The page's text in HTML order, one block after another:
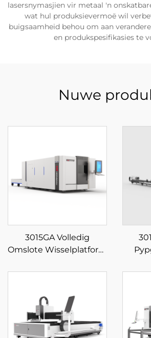
lasersnymasjien vir metaal 'n
wat hul produksievermoë wil
buigsaamheid behou om aan
en produkspesifikasies te
Nuwe
3015GA Volledig
Omslote Wisselplatform